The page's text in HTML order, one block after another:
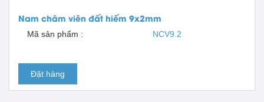
Nam châm viên đất hiếm 9x2mm
Mã sản phẩm : NCV9.2
Đặt hàng